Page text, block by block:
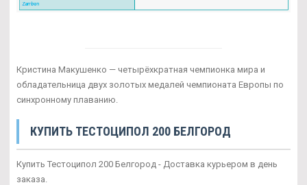
Кристина Макушенко — четырёхкратная чемпионка мира и
обладательница двух золотых медалей чемпионата Европы по
синхронному плаванию.
КУПИТЬ ТЕСТОЦИПОЛ 200 БЕЛГОРОД
Купить Тестоципол 200 Белгород - Доставка курьером в день
заказа.